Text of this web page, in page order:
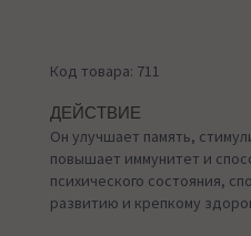
Код товара: 711
ДЕЙСТВИЕ
Он улучшает память,
повышает иммунитет и
психического состояния,
развитию и крепкому